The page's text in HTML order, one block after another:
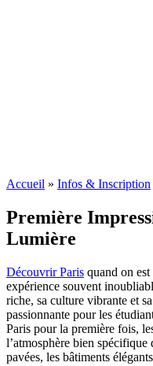
Accueil » Infos & Inscription
Première
Lumière
Découvrir Paris quand on
expérience souvent
riche, sa culture vibrante et
passionnante pour les
Paris pour la première fois,
l’atmosphère bien
pavées, les bâtiments